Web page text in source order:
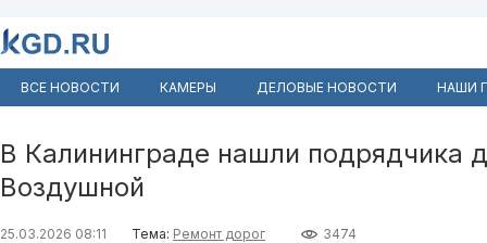
ВСЕ НОВОСТИ КАМЕРЫ ДЕЛОВЫЕ НОВОСТИ НАШИ
В Калининграде нашли подрядчика
Воздушной
25.03.2026 08:11 Тема: Ремонт дорог 3474